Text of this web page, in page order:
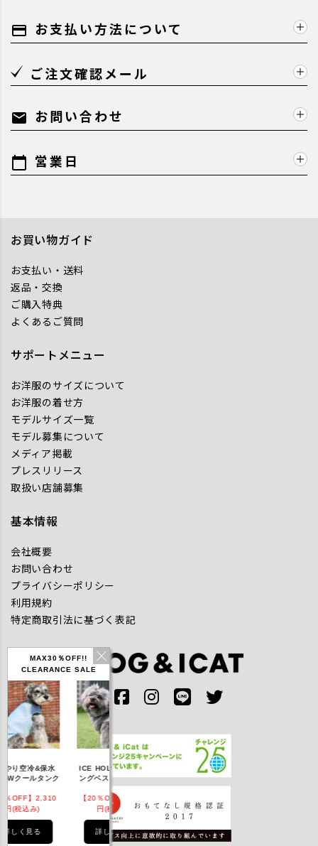
MAX30％OFF!!
CLEARANCE SALE
り空冷&保水
クールタンク
OFF】2,310
(税込み)
しく見る
ICE HOLD フィッシ
ングベスト 保冷剤付
【20％OFF】3,168
円(税込み)
詳しく見る
IDOG ICE HOLD ネ
ッククーラー 保冷剤
円(税込み)
詳しく見る
payment お支払い方法について
ご注文確認メール
mail お問い合わせ
calendar_today 営業日
お買い物ガイド
お支払い・送料
返品・交換
ご購入特典
よくあるご質問
サポートメニュー
お洋服のサイズについて
お洋服の着せ方
モデルサイズ一覧
モデル募集について
メディア掲載
プレスリリース
取扱い店舗募集
基本情報
会社概要
お問い合わせ
プライバシーポリシー
利用規約
特定商取引法に基づく表記